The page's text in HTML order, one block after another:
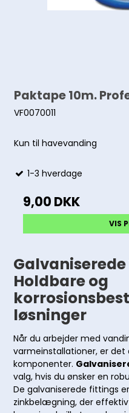
Paktape 10m.
VF0070011
Kun til havevanding
1-3 hverdage
9,00 DKK
VIS
Holdbare og
løsninger
Når du arbejder med
varmeinstallationer, er
komponenter.
valg, hvis du ønsker en
De galvaniserede fittings
zinkbelægning, der